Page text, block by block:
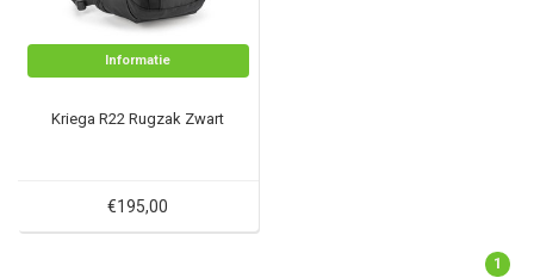
Informatie
Kriega R22 Rugzak Zwart
€195,00
1